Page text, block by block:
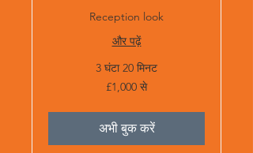
Reception look
और पढ़ें
3 घंटा 20 मिनट
£1,000 से
अभी बुक करें